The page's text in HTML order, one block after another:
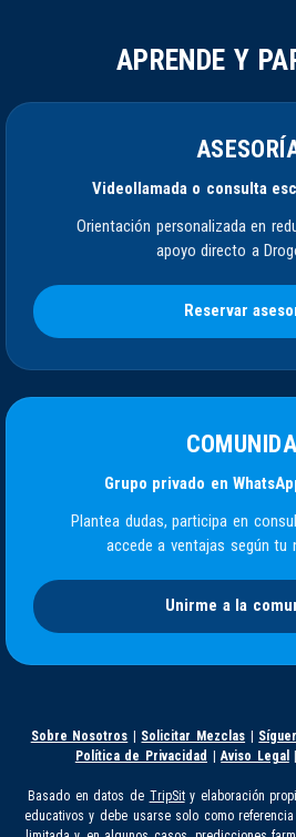
APRENDE Y
Videollamada o consulta
Orientación personalizada en
apoyo directo a
Reservar
Grupo privado en
Plantea dudas, participa en
accede a ventajas según tu
Unirme a la
Sobre Nosotros Solicitar Mezclas
Política de Privacidad
|Aviso Legal
Basado en datos de TripSity elaboración
educativos y debe usarse solo como